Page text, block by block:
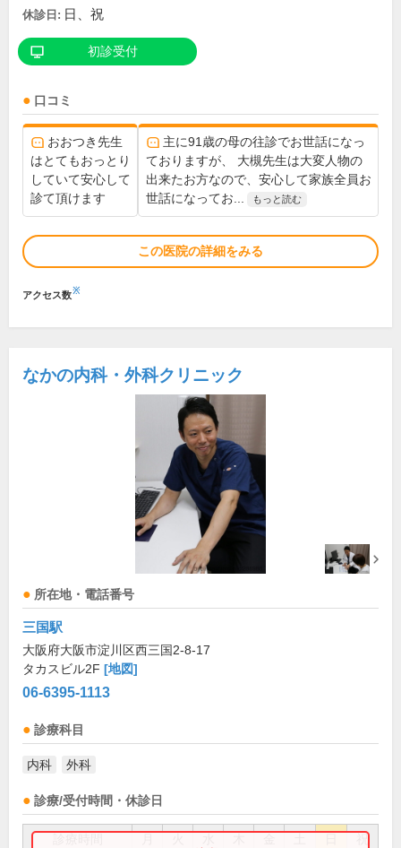
休診日: 日、祝
初診受付
口コミ
おおつき先生
はとてもおっとり
していて安心して
診て頂けます
主に91歳の母の往診でお世話になっ
ておりますが、 大槻先生は大変人物の
出来たお方なので、安心して家族全員お
世話になってお...
もっと読む
この医院の詳細をみる
アクセス数※
なかの内科・外科クリニック
所在地・電話番号
三国駅
大阪府大阪市淀川区西三国2-8-17
タカスビル2F [地図]
06-6395-1113
診療科目
内科 外科
診療/受付時間・休診日
祝